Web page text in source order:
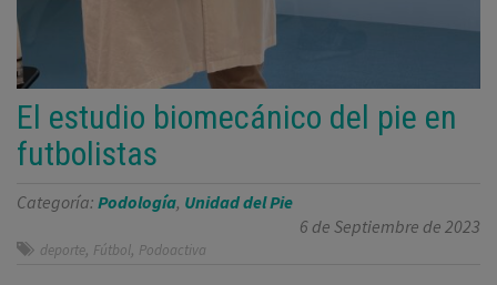
El estudio biomecánico del pie en
futbolistas
Categoría: Podología, Unidad del Pie
6 de Septiembre de 2023
deporte, Fútbol, Podoactiva